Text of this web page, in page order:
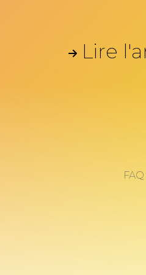
Lire
FAQ